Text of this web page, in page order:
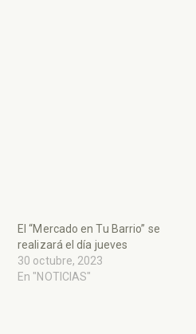
El “Mercado en Tu Barrio” se
realizará el día jueves
30 octubre, 2023
En "NOTICIAS"